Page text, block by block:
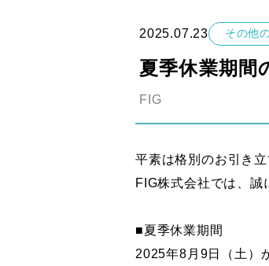
2025.07.23 その他
夏季休業期間
FIG
平素は格別のお引き
FIG株式会社では、誠
■夏季休業期間
2025年8月9日（土）